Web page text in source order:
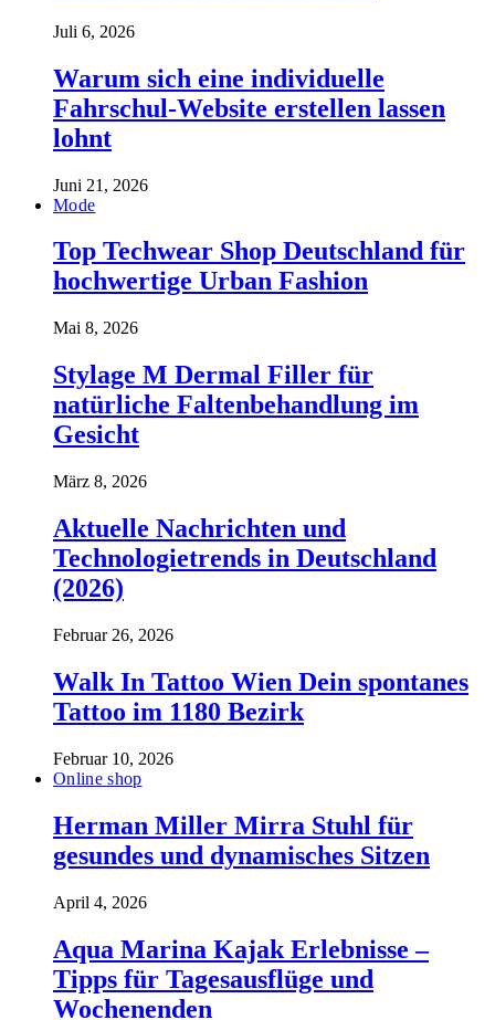
Juli 6, 2026
Warum sich eine individuelle
Fahrschul-Website erstellen lassen
lohnt
Juni 21, 2026
Mode
Top Techwear Shop Deutschland für
hochwertige Urban Fashion
Mai 8, 2026
Stylage M Dermal Filler für
natürliche Faltenbehandlung im
Gesicht
März 8, 2026
Aktuelle Nachrichten und
Technologietrends in Deutschland
(2026)
Februar 26, 2026
Walk In Tattoo Wien Dein spontanes
Tattoo im 1180 Bezirk
Februar 10, 2026
Online shop
Herman Miller Mirra Stuhl für
gesundes und dynamisches Sitzen
April 4, 2026
Aqua Marina Kajak Erlebnisse –
Tipps für Tagesausflüge und
Wochenenden